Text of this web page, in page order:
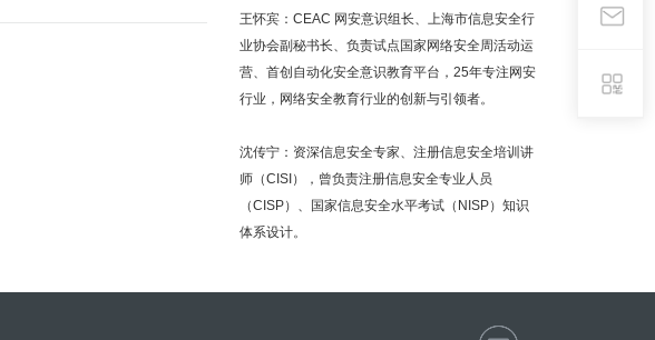
王怀宾：CEAC 网安意识组长、上海市信息安全行
业协会副秘书长、负责试点国家网络安全周活动运
营、首创自动化安全意识教育平台，25年专注网安
行业，网络安全教育行业的创新与引领者。
沈传宁：资深信息安全专家、注册信息安全培训讲
师（CISI），曾负责注册信息安全专业人员
（CISP）、国家信息安全水平考试（NISP）知识
体系设计。